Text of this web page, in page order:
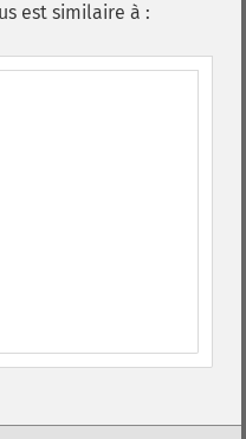
est similaire à :